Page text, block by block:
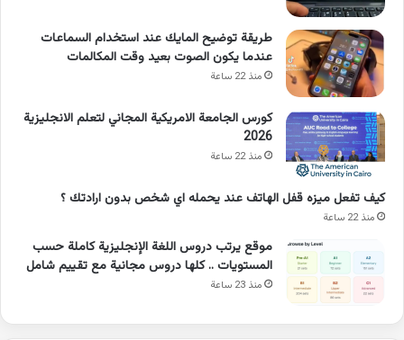
طريقة توضيح المايك عند استخدام السماعات
عندما يكون الصوت بعيد وقت المكالمات
منذ 22 ساعة
كورس الجامعة الامريكية المجاني لتعلم الانجليزية
2026
منذ 22 ساعة
كيف تفعل ميزه قفل الهاتف عند يحمله اي شخص بدون ارادتك ؟
منذ 22 ساعة
موقع يرتب دروس اللغة الإنجليزية كاملة حسب
المستويات .. كلها دروس مجانية مع تقييم شامل
منذ 23 ساعة